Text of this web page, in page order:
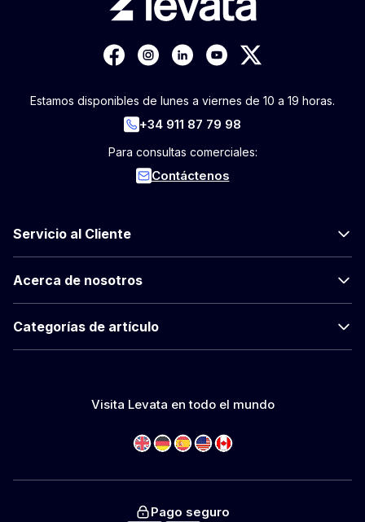
Estamos disponibles de lunes a viernes de 10 a 19 horas.
+34 911 87 79 98
Para consultas comerciales:
Contáctenos
Servicio al Cliente
Acerca de nosotros
Categorías de artículo
Visita Levata en todo el mundo
Pago seguro